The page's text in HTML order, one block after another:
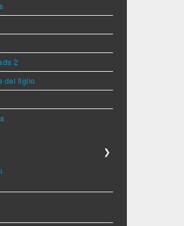
2
del figlio
❯